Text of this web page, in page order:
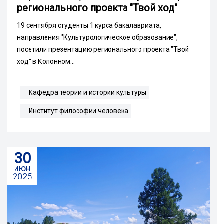
регионального проекта "Твой ход"
19 сентября студенты 1 курса бакалавриата,
направления "Культурологическое образование",
посетили презентацию регионального проекта "Твой
ход" в Колонном...
Кафедра теории и истории культуры
Институт философии человека
30
июн
2025